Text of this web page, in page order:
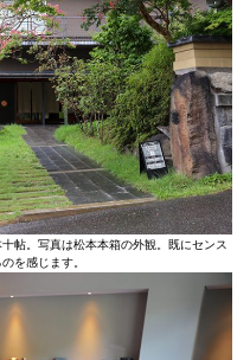
帖。写真は松本本箱の外観。既にセンス
を感じます。